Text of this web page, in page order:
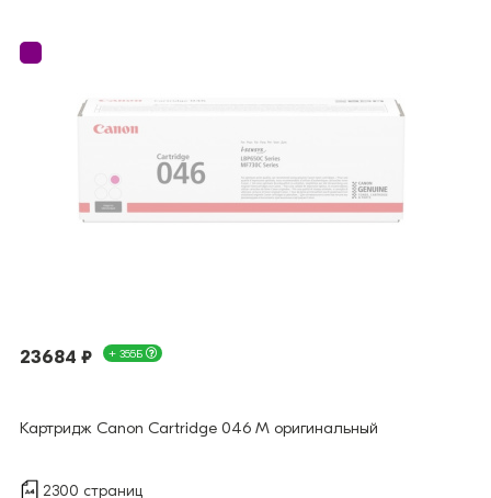
23684 ₽ + 355Б
Картридж Canon Cartridge 046 M оригинальный
2300 страниц